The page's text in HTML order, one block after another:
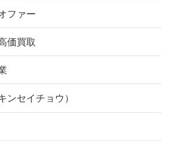
ファー
価買取
ンセイチョウ）